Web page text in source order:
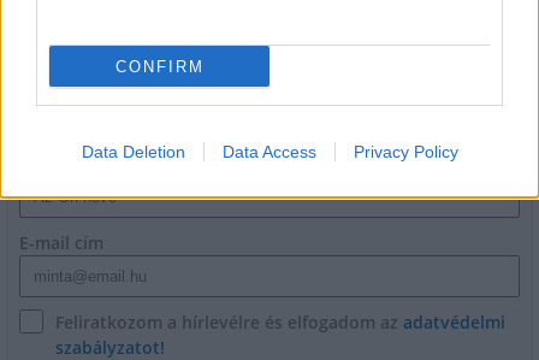
CONFIRM
Data Deletion Data Access Privacy Policy
E-mail cím
Feliratkozom a hírlevélre és elfogadom az adatvédelmi
szabályzatot!